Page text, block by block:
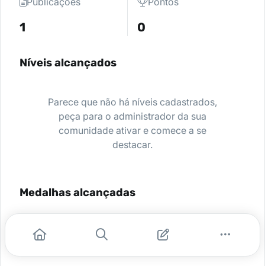
1 0
Níveis alcançados
Parece que não há níveis cadastrados,
peça para o administrador da sua
comunidade ativar e comece a se
destacar.
Medalhas alcançadas
Nenhuma medalha encontrada